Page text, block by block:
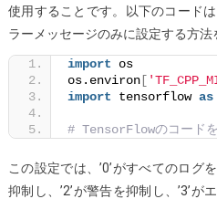
使用することです。以下のコード
ラーメッセージのみに設定する方法
import os
os.environ[
import tensorflow as
# TensorFlowのコード
この設定では、’0’がすべてのログ
抑制し、’2’が警告を抑制し、’3’